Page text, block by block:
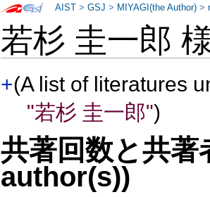
若杉 圭一郎
+(A list of literatures
"若杉 圭一郎")
共著回数と共
author(s))
AIST >GSJ > MIYAGI(the Author) >